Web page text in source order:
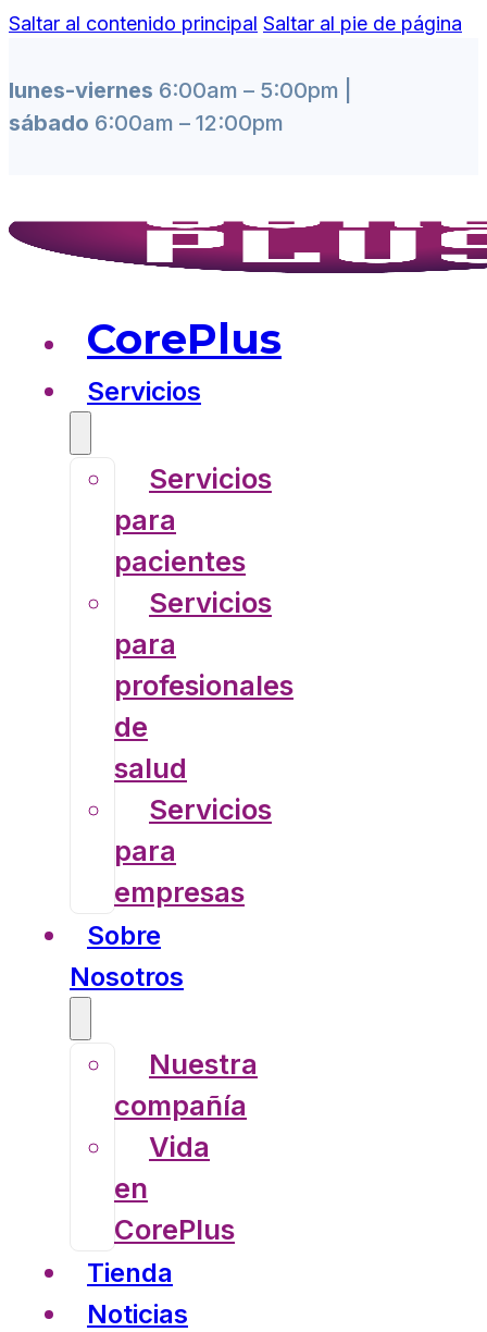
Saltar al contenido principal Saltar al pie de página
lunes-viernes 6:00am – 5:00pm |
sábado 6:00am – 12:00pm
CorePlus
Servicios
Servicios
para
pacientes
Servicios
para
profesionales
de
salud
Servicios
para
empresas
Sobre
Nosotros
Nuestra
compañía
Vida
en
CorePlus
Tienda
Noticias